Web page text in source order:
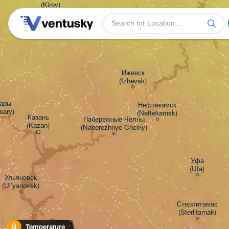
Temperature
Казань
(Kazan)
Пермь
Ижевск
(Izhevsk)
(Kirov)
Нефтекамск
(Neftekamsk)
Самара
Уфа
(Ufa)
Ульяновск
(Ul'yanovsk)
Набережные Челны
(Naberezhnye Chelny)
Стерлитамак
(Sterlitamak)